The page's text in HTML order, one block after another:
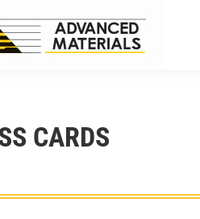
CARDS